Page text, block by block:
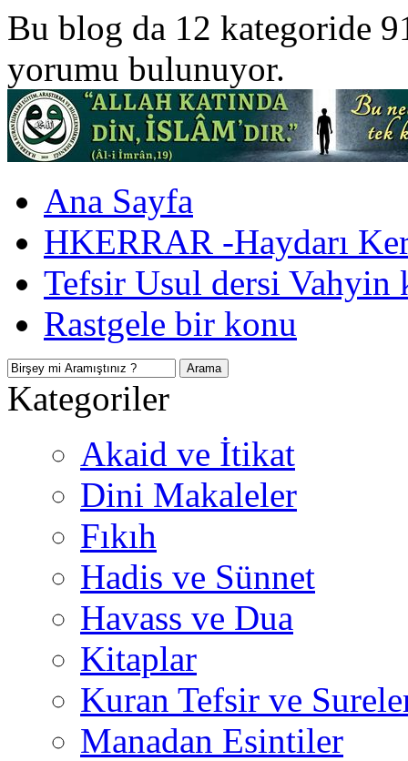
Bu blog da 12 kategoride
yorumu bulunuyor.
Ana Sayfa
HKERRAR -Haydarı
Tefsir Usul dersi Vahyin
Rastgele bir konu
Kategoriler
Akaid ve İtikat
Dini Makaleler
Fıkıh
Hadis ve Sünnet
Havass ve Dua
Kitaplar
Kuran Tefsir ve
Manadan Esintiler